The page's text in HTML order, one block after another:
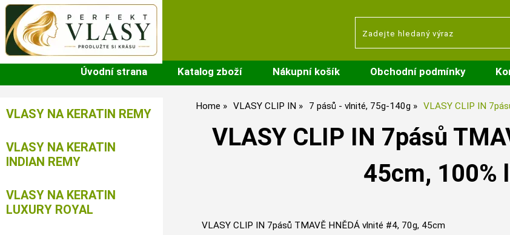
Úvodní strana Katalog zboží Nákupní košík Obchodní podmínky
Home VLASY CLIP IN 7 pásů - vlnité, 75g-140g VLASY CLIP IN
VLASY CLIP IN 7pásů
45cm, 100%
VLASY CLIP IN 7pásů TMAVĚ HNĚDÁ vlnité #4, 70g, 45cm
VLASY NA KERATIN REMY
VLASY NA KERATIN
INDIAN REMY
VLASY NA KERATIN
LUXURY ROYAL